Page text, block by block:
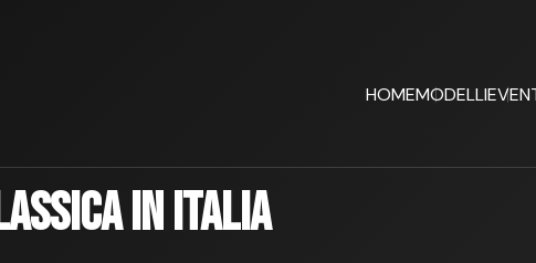
HOMEMODELLI
in Italia